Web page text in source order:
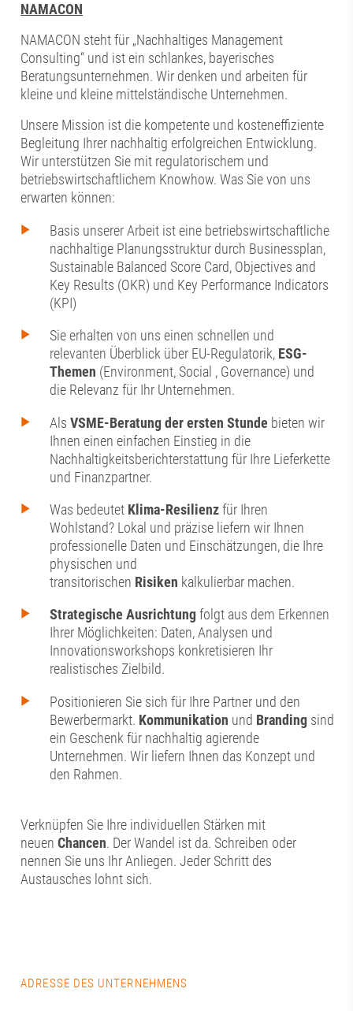
NAMACON
NAMACON steht für „Nachhaltiges Management
Consulting“ und ist ein schlankes, bayerisches
Beratungsunternehmen. Wir denken und arbeiten für
kleine und kleine mittelständische Unternehmen.
Unsere Mission ist die kompetente und kosteneffiziente
Begleitung Ihrer nachhaltig erfolgreichen Entwicklung.
Wir unterstützen Sie mit regulatorischem und
betriebswirtschaftlichem Knowhow. Was Sie von uns
erwarten können:
Basis unserer Arbeit ist eine betriebswirtschaftliche
nachhaltige Planungsstruktur durch Businessplan,
Sustainable Balanced Score Card, Objectives and
Key Results (OKR) und Key Performance Indicators
(KPI)
Sie erhalten von uns einen schnellen und
relevanten Überblick über EU-Regulatorik, ESG-
Themen (Environment, Social , Governance) und
die Relevanz für Ihr Unternehmen.
Als VSME-Beratung der ersten Stunde bieten wir
Ihnen einen einfachen Einstieg in die
Nachhaltigkeitsberichterstattung für Ihre Lieferkette
und Finanzpartner.
Was bedeutet Klima-Resilienzfür Ihren
Wohlstand? Lokal und präzise liefern wir Ihnen
professionelle Daten und Einschätzungen, die Ihre
physischen und
transitorischen Risiken kalkulierbar machen.
Strategische Ausrichtungfolgt aus dem Erkennen
Ihrer Möglichkeiten: Daten, Analysen und
Innovationsworkshops konkretisieren Ihr
realistisches Zielbild.
Positionieren Sie sich für Ihre Partner und den
Bewerbermarkt. Kommunikation und Branding sind
ein Geschenk für nachhaltig agierende
Unternehmen. Wir liefern Ihnen das Konzept und
den Rahmen.
Verknüpfen Sie Ihre individuellen Stärken mit
neuenChancen. Der Wandel ist da. Schreiben oder
nennen Sie uns Ihr Anliegen. Jeder Schritt des
Austausches lohnt sich.
ADRESSE DES UNTERNEHMENS